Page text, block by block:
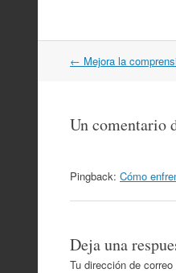
Navegación
← Mejora la
Un comentario
Pingback: Cómo
Deja una
Tu dirección de